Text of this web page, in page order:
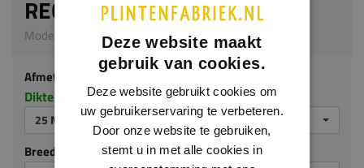
Afmeting
Dikte x breedte x hoogte in millimeters
Breedte (mm)
50 MM
Hoogte (mm)
Deze website maakt
gebruik van cookies.
Deze website gebruikt cookies om
uw gebruikerservaring te verbeteren.
Door onze website te gebruiken,
stemt u in met alle cookies in